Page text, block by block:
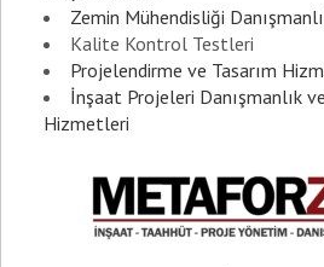
Zemin Mühendisliği
Kalite Kontrol Testleri
Projelendirme ve Tasarım
İnşaat Projeleri Danışmanlık
Hizmetleri